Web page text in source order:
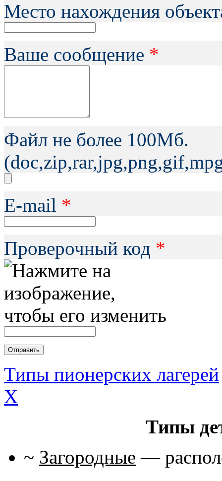
Место нахождения
Ваше сообщение *
Файл не более 100Мб.
Е-mail *
Проверочный код *
Типы пионерских лагерей
X
Типы
~ Загородные —